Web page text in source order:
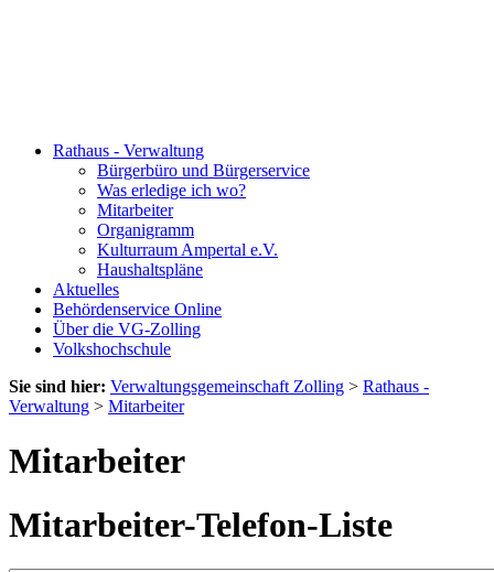
Rathaus - Verwaltung
Bürgerbüro und Bürgerservice
Was erledige ich wo?
Mitarbeiter
Organigramm
Kulturraum Ampertal e.V.
Haushaltspläne
Aktuelles
Behördenservice Online
Über die VG-Zolling
Volkshochschule
Sie sind hier: Verwaltungsgemeinschaft Zolling > Rathaus -
Verwaltung > Mitarbeiter
Mitarbeiter
Mitarbeiter-Telefon-Liste